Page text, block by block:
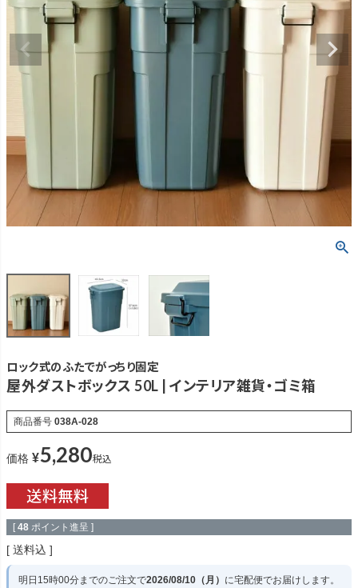
ロック式のふたでがっちり固定
屋外ダストボックス 50L | インテリア雑貨・ゴミ箱
商品番号 038A-028
価格 ¥5,280税込
[ 48 ポイント進呈 ]
送料込
明日 15時00分までのご注文で2026/08/10（月） に宅配便でお届けします。